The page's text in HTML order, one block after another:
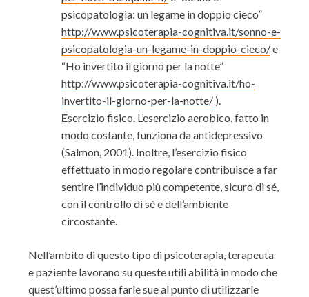
psicopatologia: un legame in doppio cieco”
http://www.psicoterapia-cognitiva.it/sonno-e-
psicopatologia-un-legame-in-doppio-cieco/e
“Ho invertito il giorno per la notte”
http://www.psicoterapia-cognitiva.it/ho-
invertito-il-giorno-per-la-notte/).
Esercizio fisico. L’esercizio aerobico, fatto in
modo costante, funziona da antidepressivo
(Salmon, 2001). Inoltre, l’esercizio fisico
effettuato in modo regolare contribuisce a far
sentire l’individuo più competente, sicuro di sé,
con il controllo di sé e dell’ambiente
circostante.
Nell’ambito di questo tipo di psicoterapia, terapeuta
e paziente lavorano su queste utili abilità in modo che
quest’ultimo possa farle sue al punto di utilizzarle